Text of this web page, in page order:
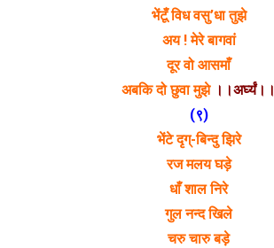
भेंटूँ विध वसु’धा तुझे
अय ! मेरे बागवां
दूर वो आसमाँ
अबकि दो छुवा मुझे।।अर्घ्यं।।
(९)
भेंटे दृग्-बिन्दु झिरे
रज मलय घड़े
धाँ शाल निरे
गुल नन्द खिले
चरु चारु बड़े